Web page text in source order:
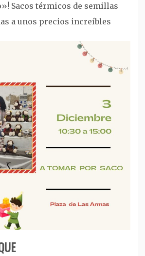
Sacos térmicos de semillas
a unos precios increíbles